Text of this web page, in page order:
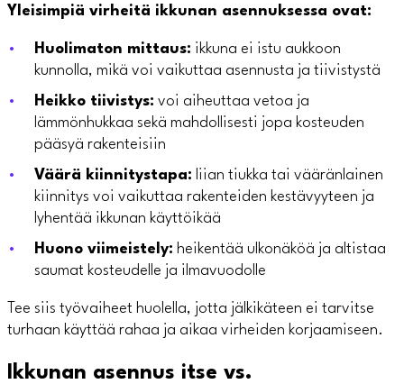
Yleisimpiä virheitä ikkunan asennuksessa ovat:
Huolimaton mittaus: ikkuna ei istu aukkoon
kunnolla, mikä voi vaikuttaa asennusta ja tiivistystä
Heikko tiivistys: voi aiheuttaa vetoa ja
lämmönhukkaa sekä mahdollisesti jopa kosteuden
pääsyä rakenteisiin
Väärä kiinnitystapa: liian tiukka tai vääränlainen
kiinnitys voi vaikuttaa rakenteiden kestävyyteen ja
lyhentää ikkunan käyttöikää
Huono viimeistely: heikentää ulkonäköä ja altistaa
saumat kosteudelle ja ilmavuodolle
Tee siis työvaiheet huolella, jotta jälkikäteen ei tarvitse
turhaan käyttää rahaa ja aikaa virheiden korjaamiseen.
Ikkunan asennus itse vs.